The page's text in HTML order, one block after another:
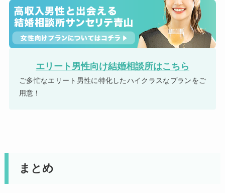
エリート男性向け結婚相談所はこちら
ご多忙なエリート男性に特化したハイクラスなプランをご
用意！
まとめ